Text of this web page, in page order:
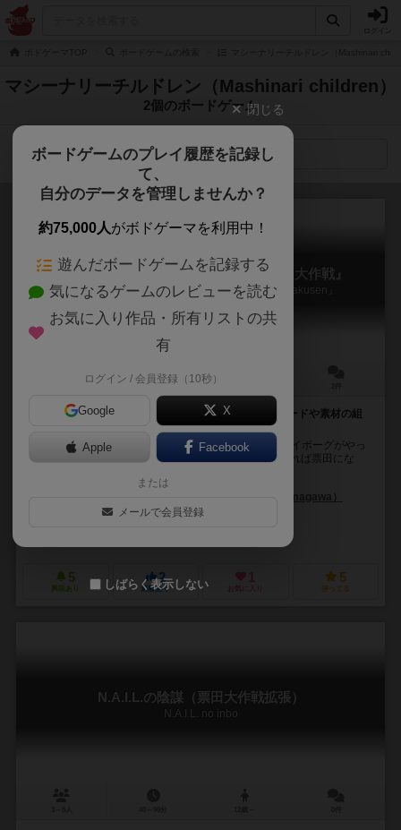
マシーナリーチルドレン（Mashinari children）
2個のボードゲーム
検索メニュー
マシーナリーとも子ボードゲーム『票田大作戦』
Mashinari Tomoko board game 『Hyoden Daisakusen』
60～90分
マシーナリーとも子の本格的ボードゲームが登場！カードや素材の組
み合わせで、多くの投票券を集めよう！
シンギュラリティ！人類を滅ぼすために2045年からサイボーグがやっ
てきた！ 人類に残された道はただ一つ「死にたくなければ票田にな
魂川 りんり（Rinri Tamagawa）
マシーナリーとも子（Mashinari Tomoko）
5
興味あり
2
経験あり
1
お気に入り
5
持ってる
N.A.I.L.の陰謀（票田大作戦拡張）
N.A.I.L. no inbo
閉じる
ボードゲームのプレイ履歴を記録し
て、
自分のデータを管理しませんか？
約75,000人がボドゲーマを利用中！
遊んだボードゲームを記録する
気になるゲームのレビューを読む
お気に入り作品・所有リストの共
有
ログイン / 会員登録（10秒）
Google X
Apple Facebook
または
メールで会員登録
しばらく表示しない